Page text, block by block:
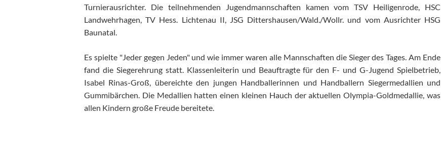
Turnierausrichter. Die teilnehmenden Jugendmannschaften kamen vom TSV Heiligenrode, HSC
Landwehrhagen, TV Hess. Lichtenau II, JSG Dittershausen/Wald./Wollr. und vom Ausrichter HSG
Baunatal.
Es spielte "Jeder gegen Jeden" und wie immer waren alle Mannschaften die Sieger des Tages. Am Ende
fand die Siegerehrung statt. Klassenleiterin und Beauftragte für den F- und G-Jugend Spielbetrieb,
Isabel Rinas-Groß, übereichte den jungen Handballerinnen und Handballern Siegermedallien und
Gummibärchen. Die Medallien hatten einen kleinen Hauch der aktuellen Olympia-Goldmedallie, was
allen Kindern große Freude bereitete.